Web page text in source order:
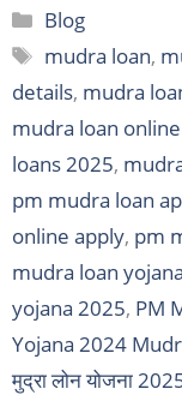
Categories
Blog
Tags
mudra loan,
details, mudra
mudra loan
loans 2025,
pm mudra loan
online apply, pm
mudra loan
yojana 2025, PM
Yojana 2024
मुद्रा लोन योजना